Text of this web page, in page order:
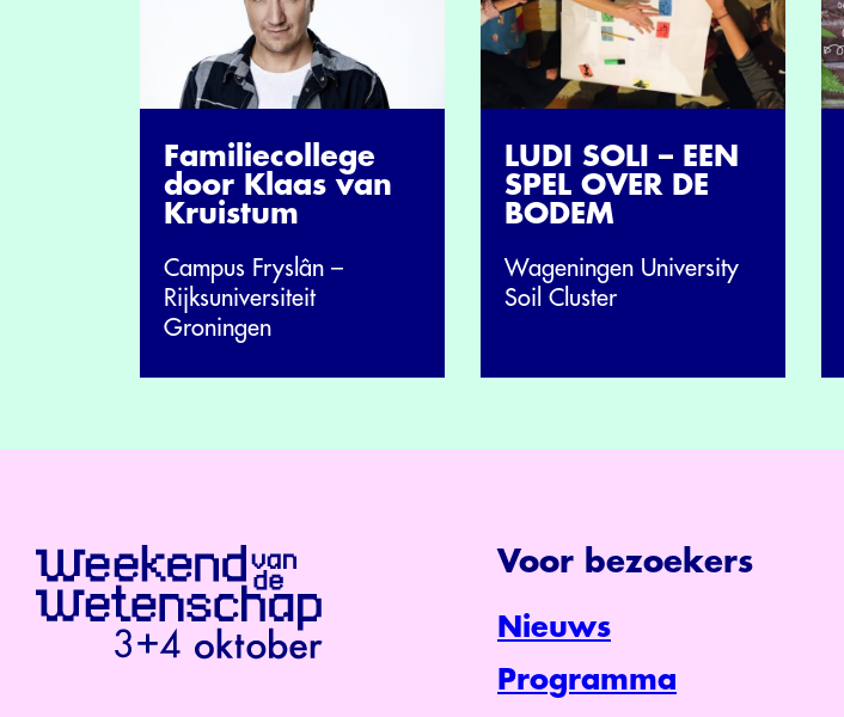
Familiecollege
door Klaas van
Kruistum
Campus Fryslân –
Rijksuniversiteit
Groningen
LUDI SOLI – EEN
SPEL OVER DE
BODEM
Wageningen University
Soil Cluster
Voor bezoekers
Nieuws
Programma